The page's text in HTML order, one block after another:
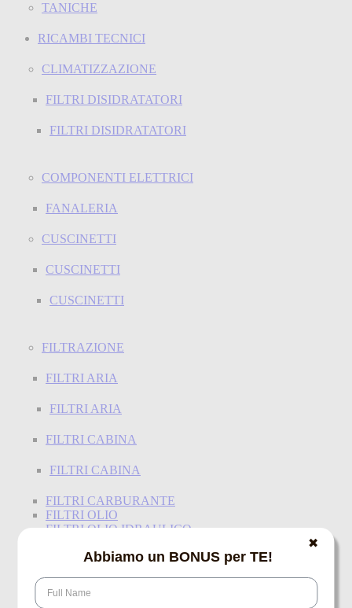
TANICHE
RICAMBI TECNICI
CLIMATIZZAZIONE
FILTRI DISIDRATATORI
FILTRI DISIDRATATORI
COMPONENTI ELETTRICI
FANALERIA
CUSCINETTI
CUSCINETTI
CUSCINETTI
FILTRAZIONE
FILTRI ARIA
FILTRI ARIA
FILTRI CABINA
FILTRI CABINA
FILTRI CARBURANTE
FILTRI OLIO
FILTRI OLIO IDRAULICO
FRIZIONI
FRIZIONI STERZO
✖
Abbiamo un BONUS per TE!